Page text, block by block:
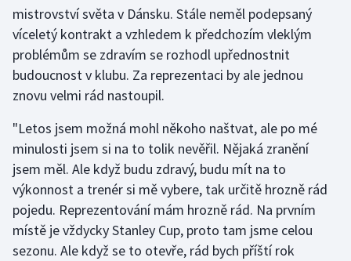
mistrovství světa v Dánsku. Stále neměl podepsaný
víceletý kontrakt a vzhledem k předchozím vleklým
problémům se zdravím se rozhodl upřednostnit
budoucnost v klubu. Za reprezentaci by ale jednou
znovu velmi rád nastoupil.
"Letos jsem možná mohl někoho naštvat, ale po mé
minulosti jsem si na to tolik nevěřil. Nějaká zranění
jsem měl. Ale když budu zdravý, budu mít na to
výkonnost a trenér si mě vybere, tak určitě hrozně rád
pojedu. Reprezentování mám hrozně rád. Na prvním
místě je vždycky Stanley Cup, proto tam jsme celou
sezonu. Ale když se to otevře, rád bych příští rok